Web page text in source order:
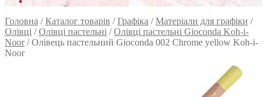
Головна /Каталог товарів /Графіка /Матеріали для графіки /
Олівці /Олівці пастельні /Олівці пастельні Gioconda Koh-i-
Noor/Олівець пастельний Gioconda 002 Chrome yellow Koh-i-
Noor